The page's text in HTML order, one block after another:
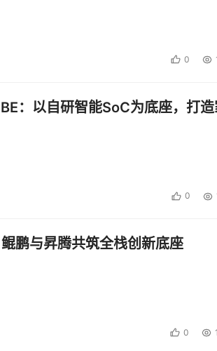
技创新，让AI像扫码支付一样进入普通人
0
：以自研智能SoC为底座，打
0
鹏与昇腾共筑全栈创新底座
0